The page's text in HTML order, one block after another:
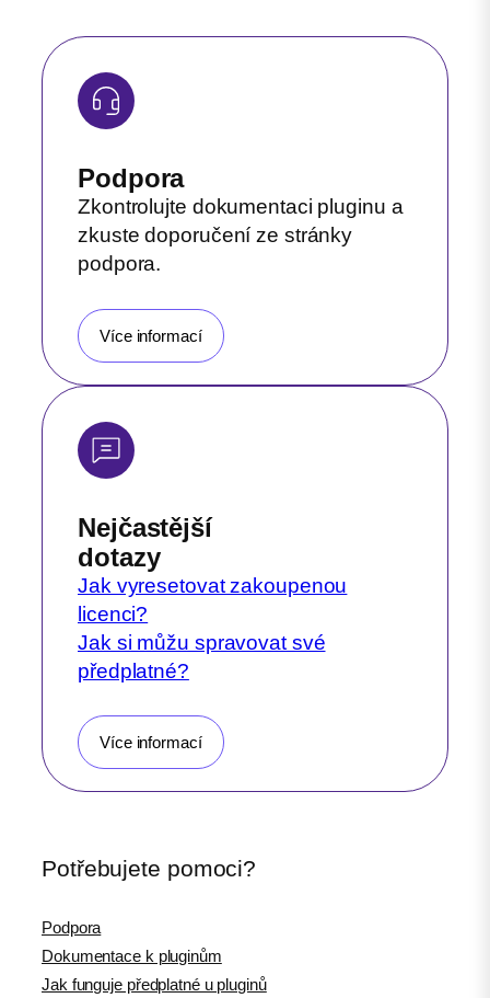
Podpora
Zkontrolujte dokumentaci pluginu a
zkuste doporučení ze stránky
podpora.
Více informací
Nejčastější
dotazy
Jak vyresetovat zakoupenou
licenci?
Jak si můžu spravovat své
předplatné?
Více informací
Potřebujete pomoci?
Podpora
Dokumentace k pluginům
Jak funguje předplatné u pluginů